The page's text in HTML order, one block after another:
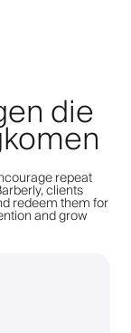
die
repeat
clients
redeem them for
and grow